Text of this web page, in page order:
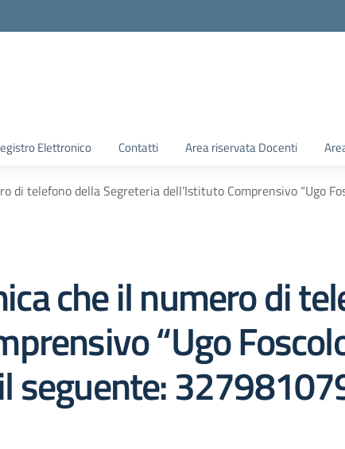
Elettronico Contatti Area riservata Docenti
di telefono della Segreteria dell’Istituto Comprensivo “Ugo
che il numero di
“Ugo
seguente: